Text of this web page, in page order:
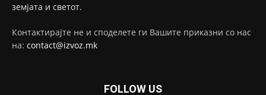
земјата и светот.
Контактирајте не и споделете ги Вашите приказни со нас
на: contact@izvoz.mk
FOLLOW US